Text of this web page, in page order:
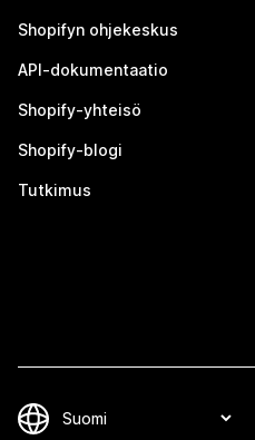
Shopifyn ohjekeskus
API-dokumentaatio
Shopify-yhteisö
Shopify-blogi
Tutkimus